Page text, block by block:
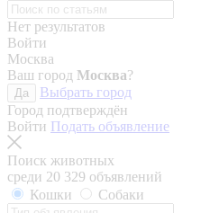
Нет результатов
Войти
Москва
Ваш город Москва?
Да
Выбрать город
Город подтверждён
Войти Подать объявление
Поиск животных
среди 20 329 объявлений
Кошки
Собаки